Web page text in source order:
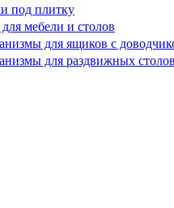
под плитку
мебели и столов
для ящиков с
для раздвижных столов